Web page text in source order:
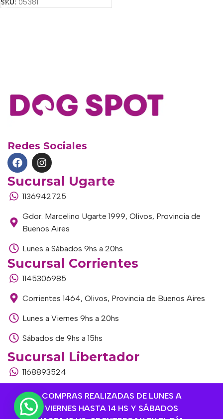
COMPRAS REALIZADAS DE LUNES A
VIERNES HASTA 14 HS Y SÁBADOS
SKU: 05381
Redes Sociales
Sucursal Ugarte
1136942725
Gdor. Marcelino Ugarte 1999, Olivos, Provincia de
Buenos Aires
Lunes a Sábados 9hs a 20hs
Sucursal Corrientes
1145306985
Corrientes 1464, Olivos, Provincia de Buenos Aires
Lunes a Viernes 9hs a 20hs
Sábados de 9hs a 15hs
Sucursal Libertador
1168893524
Av. del Libertador 1915, Vte. López, Provincia de
Buenos Aires